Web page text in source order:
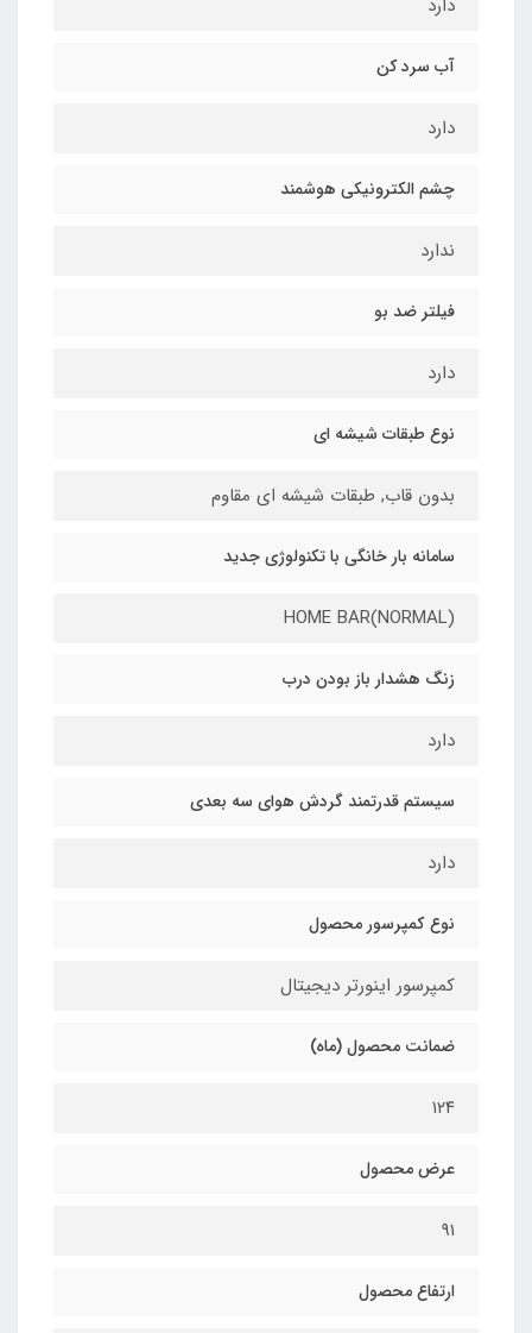
آب سرد کن
دارد
چشم الكترونیكی هوشمند
ندارد
فیلتر ضد بو
دارد
نوع طبقات شیشه ای
بدون قاب, طبقات شیشه ای مقاوم
سامانه بار خانگی با تکنولوژی جدید
HOME BAR(NORMAL)
زنگ هشدار باز بودن درب
دارد
سیستم قدرتمند گردش هوای سه بعدی
دارد
نوع كمپرسور محصول
کمپرسور اینورتر دیجیتال
ضمانت محصول (ماه)
۱۲۴
عرض محصول
91
ارتفاع محصول